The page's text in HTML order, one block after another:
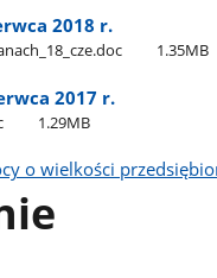
2018 r.
1.35MB
2017 r.
1.29MB
o wielkości